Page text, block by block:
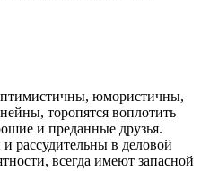
юмористичны,
торопятся воплотить
и преданные друзья.
рассудительны в деловой
всегда имеют запасной